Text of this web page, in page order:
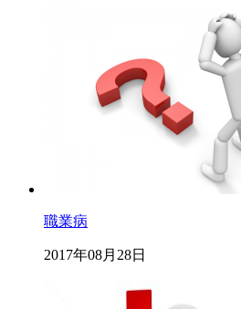
職業病
2017年08月28日